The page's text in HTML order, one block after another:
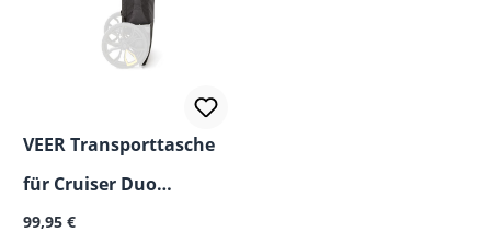
VEER Transporttasche
für Cruiser Duo
Bollerwagen
Regulärer Preis:
99,95 €